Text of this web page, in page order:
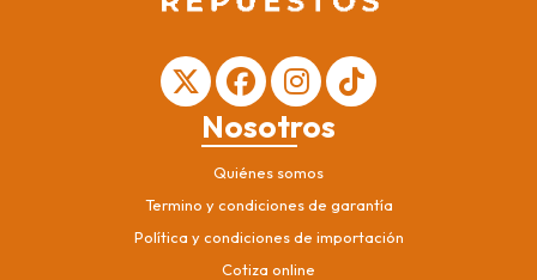
Nosotros
Quiénes somos
Termino y condiciones de garantía
Política y condiciones de importación
Cotiza online